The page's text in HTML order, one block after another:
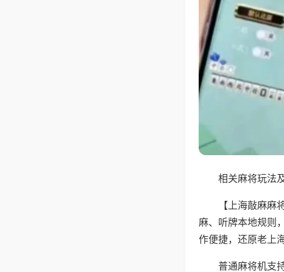
相关麻将玩法
【上海敲麻
麻、听牌本地规则
作便捷，还原老上
普通麻将机支